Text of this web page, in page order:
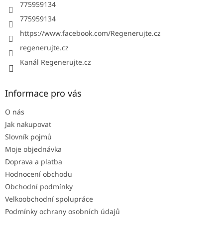
775959134
775959134
https://www.facebook.com/Regenerujte.cz
regenerujte.cz
Kanál Regenerujte.cz
Informace pro vás
O nás
Jak nakupovat
Slovník pojmů
Moje objednávka
Doprava a platba
Hodnocení obchodu
Obchodní podmínky
Velkoobchodní spolupráce
Podmínky ochrany osobních údajů